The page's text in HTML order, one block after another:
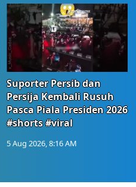
Suporter Persib dan
Persija Kembali Rusuh
Pasca Piala Presiden 2026
#shorts #viral
5 Aug 2026, 8:16 AM